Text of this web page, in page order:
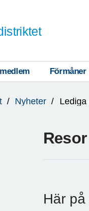
Förmåner
Nyheter Lediga
Här